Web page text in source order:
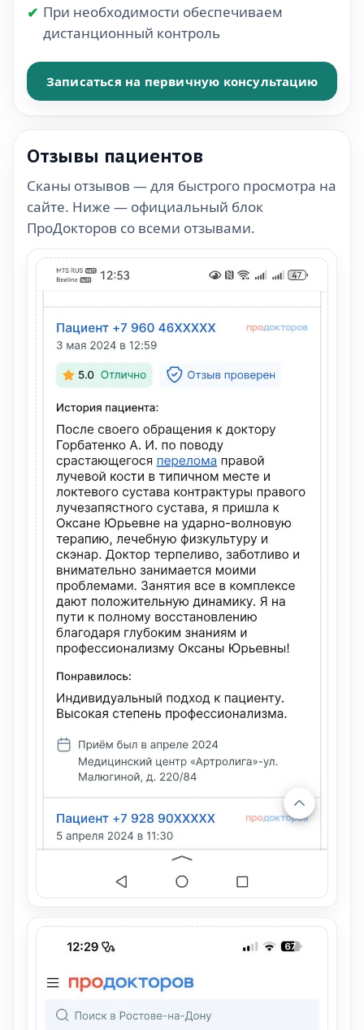
При необходимости обеспечиваем
дистанционный контроль
Записаться на первичную консультацию
Отзывы пациентов
Сканы отзывов — для быстрого просмотра на
сайте. Ниже — официальный блок
ПроДокторов со всеми отзывами.